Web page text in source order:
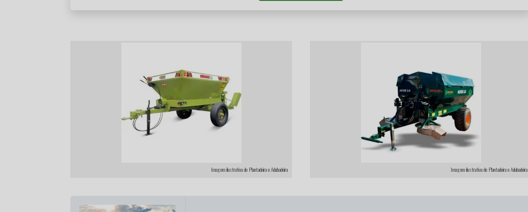
Imagem ilustrativa de Plantadeira e Adubadeira Imagem ilustrativa de Plantadeira e Adubadeira